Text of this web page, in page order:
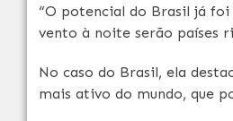
“O potencial do Brasil já
vento à noite serão países
No caso do Brasil, ela
mais ativo do mundo, que